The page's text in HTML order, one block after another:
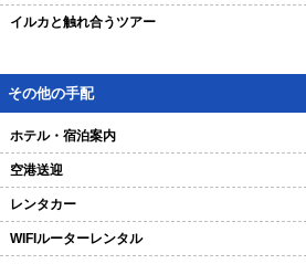
イルカと触れ合うツアー
その他の手配
ホテル・宿泊案内
空港送迎
レンタカー
WIFIルーターレンタル